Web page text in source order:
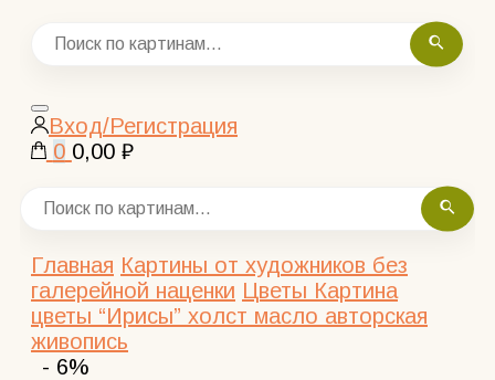
Закрыть
поиск
Вход/Регистрация
0 0,00 ₽
Главная Картины от художников без
галерейной наценки Цветы Картина
цветы “Ирисы” холст масло авторская
живопись
- 6%